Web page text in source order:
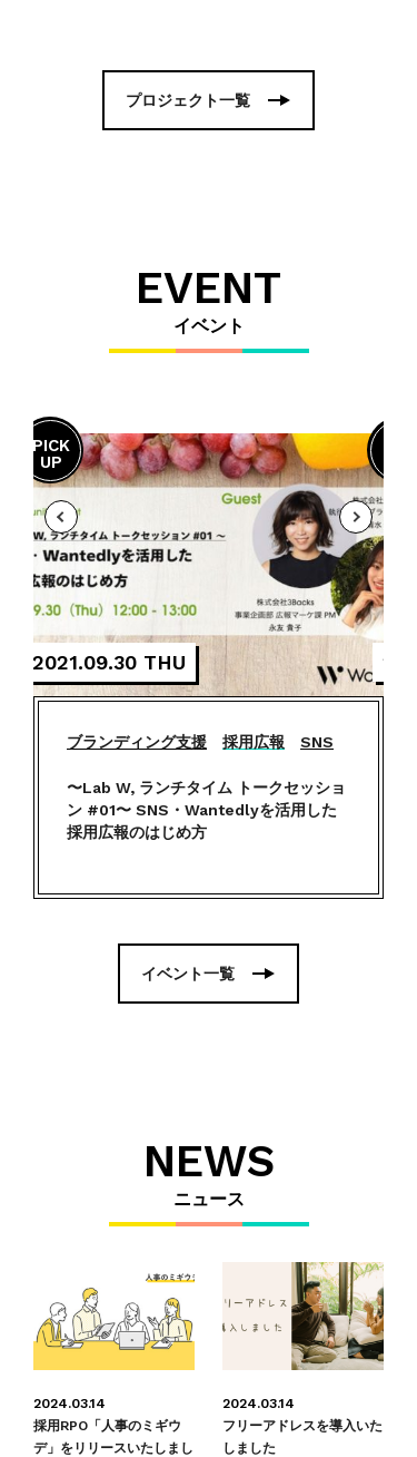
プロジェクト一覧
EVENT
イベント
2021.09.30 THU
ブランディング支援 採用広報 SNS
〜Lab W, ランチタイム トークセッショ
ン #01〜 SNS・Wantedlyを活用した
採用広報のはじめ方
イベント一覧
NEWS
ニュース
2024.03.14
採用RPO「人事のミギウ
デ」をリリースいたしまし
2024.03.14
フリーアドレスを導入いた
しました